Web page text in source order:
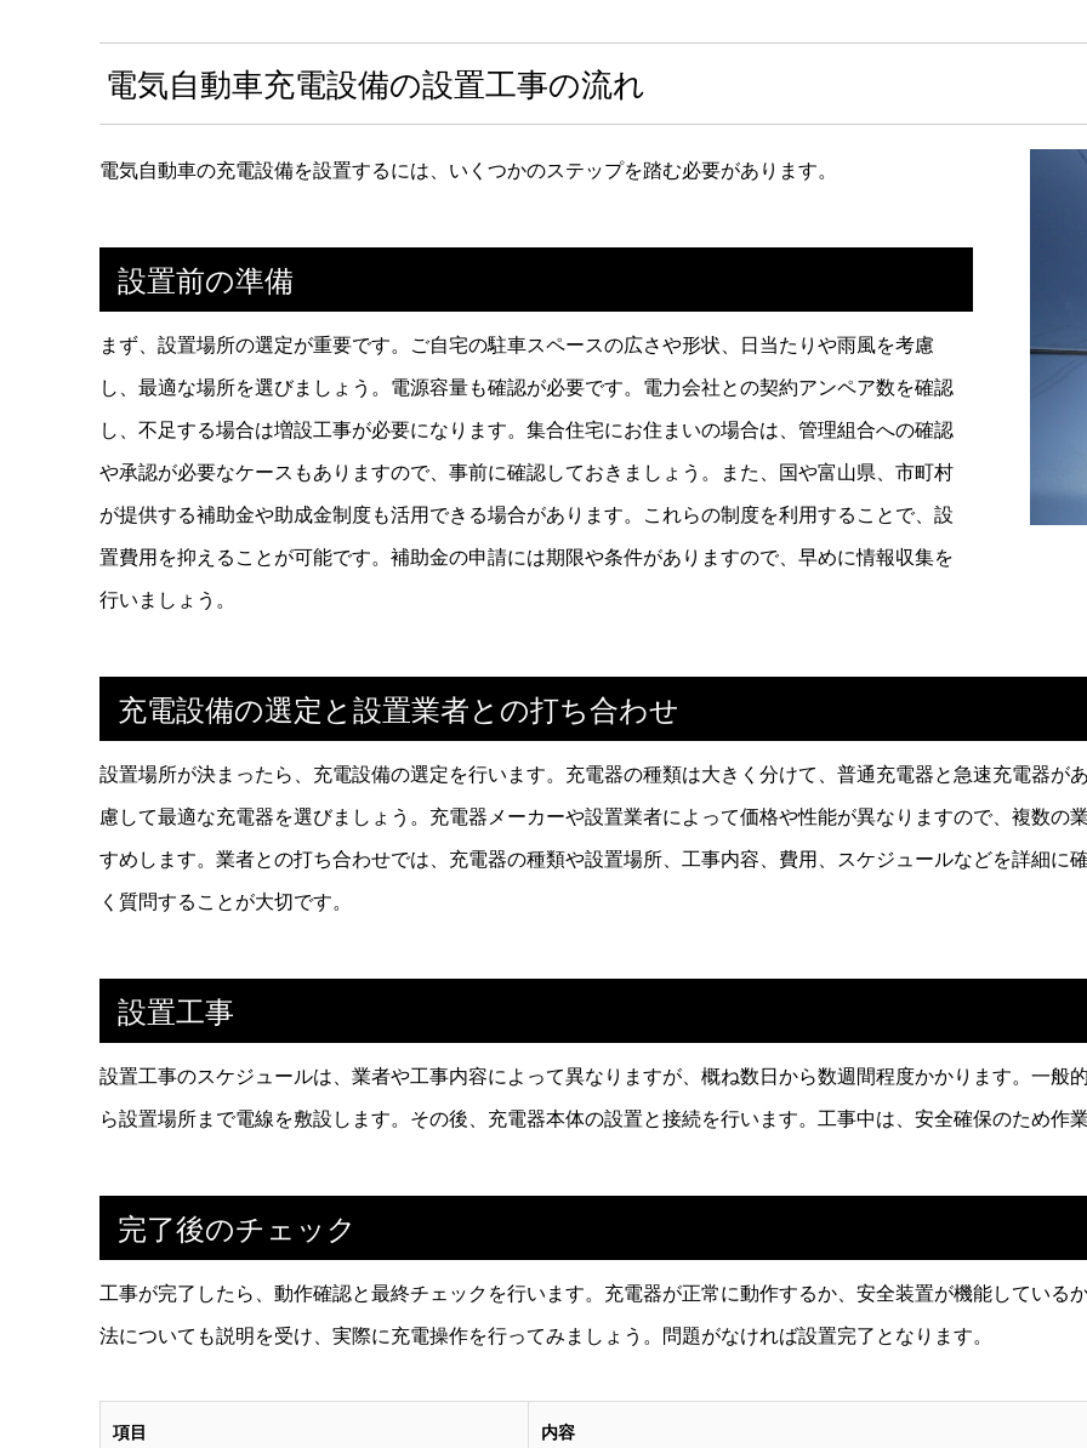
電気自動車充電設備の設置工事の流れ
電気自動車の充電設備を設置するには、いくつかのステップを踏む必要があります。
設置前の準備
まず、設置場所の選定が重要です。ご自宅の駐車スペースの広さや形状、日当たりや雨風を考慮
し、最適な場所を選びましょう。電源容量も確認が必要です。電力会社との契約アンペア数を確認
し、不足する場合は増設工事が必要になります。集合住宅にお住まいの場合は、管理組合への確認
や承認が必要なケースもありますので、事前に確認しておきましょう。また、国や富山県、市町村
が提供する補助金や助成金制度も活用できる場合があります。これらの制度を利用することで、設
置費用を抑えることが可能です。補助金の申請には期限や条件がありますので、早めに情報収集を
行いましょう。
充電設備の選定と設置業者との打ち合わせ
設置場所が決まったら、充電設備の選定を行います。充電器の種類は大きく分けて、普通充電器と急速充電器が
慮して最適な充電器を選びましょう。充電器メーカーや設置業者によって価格や性能が異なりますので、複数の
すめします。業者との打ち合わせでは、充電器の種類や設置場所、工事内容、費用、スケジュールなどを詳細に
く質問することが大切です。
設置工事
設置工事のスケジュールは、業者や工事内容によって異なりますが、概ね数日から数週間程度かかります。一般
ら設置場所まで電線を敷設します。その後、充電器本体の設置と接続を行います。工事中は、安全確保のため作
完了後のチェック
工事が完了したら、動作確認と最終チェックを行います。充電器が正常に動作するか、安全装置が機能している
法についても説明を受け、実際に充電操作を行ってみましょう。問題がなければ設置完了となります。
項目 内容